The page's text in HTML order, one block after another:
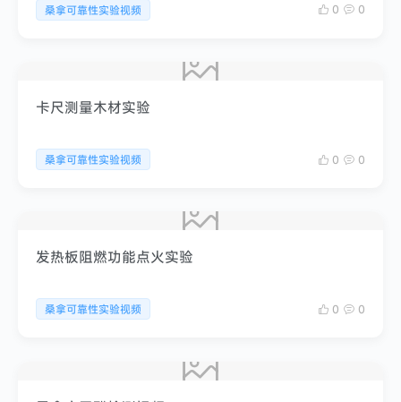
桑拿可靠性实验视频 0 0
卡尺测量木材实验
桑拿可靠性实验视频 0 0
发热板阻燃功能点火实验
桑拿可靠性实验视频 0 0